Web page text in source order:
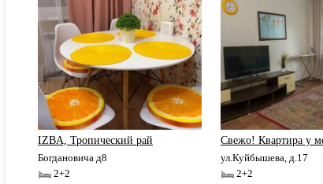
IZBA, Тропический рай
Богдановича д8
2+2
Свежо! Квартира у
ул.Куйбышева, д.17
2+2